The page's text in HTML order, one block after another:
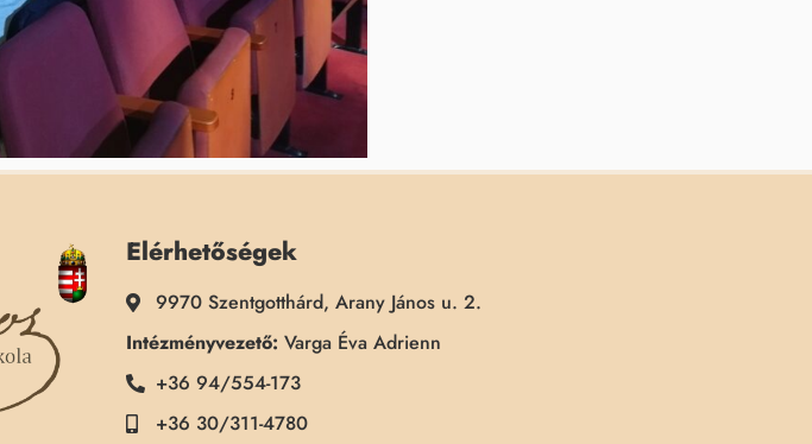
Elérhetőségek
9970 Szentgotthárd, Arany János u. 2.
Intézményvezető: Varga Éva Adrienn
+36 94/554-173
+36 30/311-4780